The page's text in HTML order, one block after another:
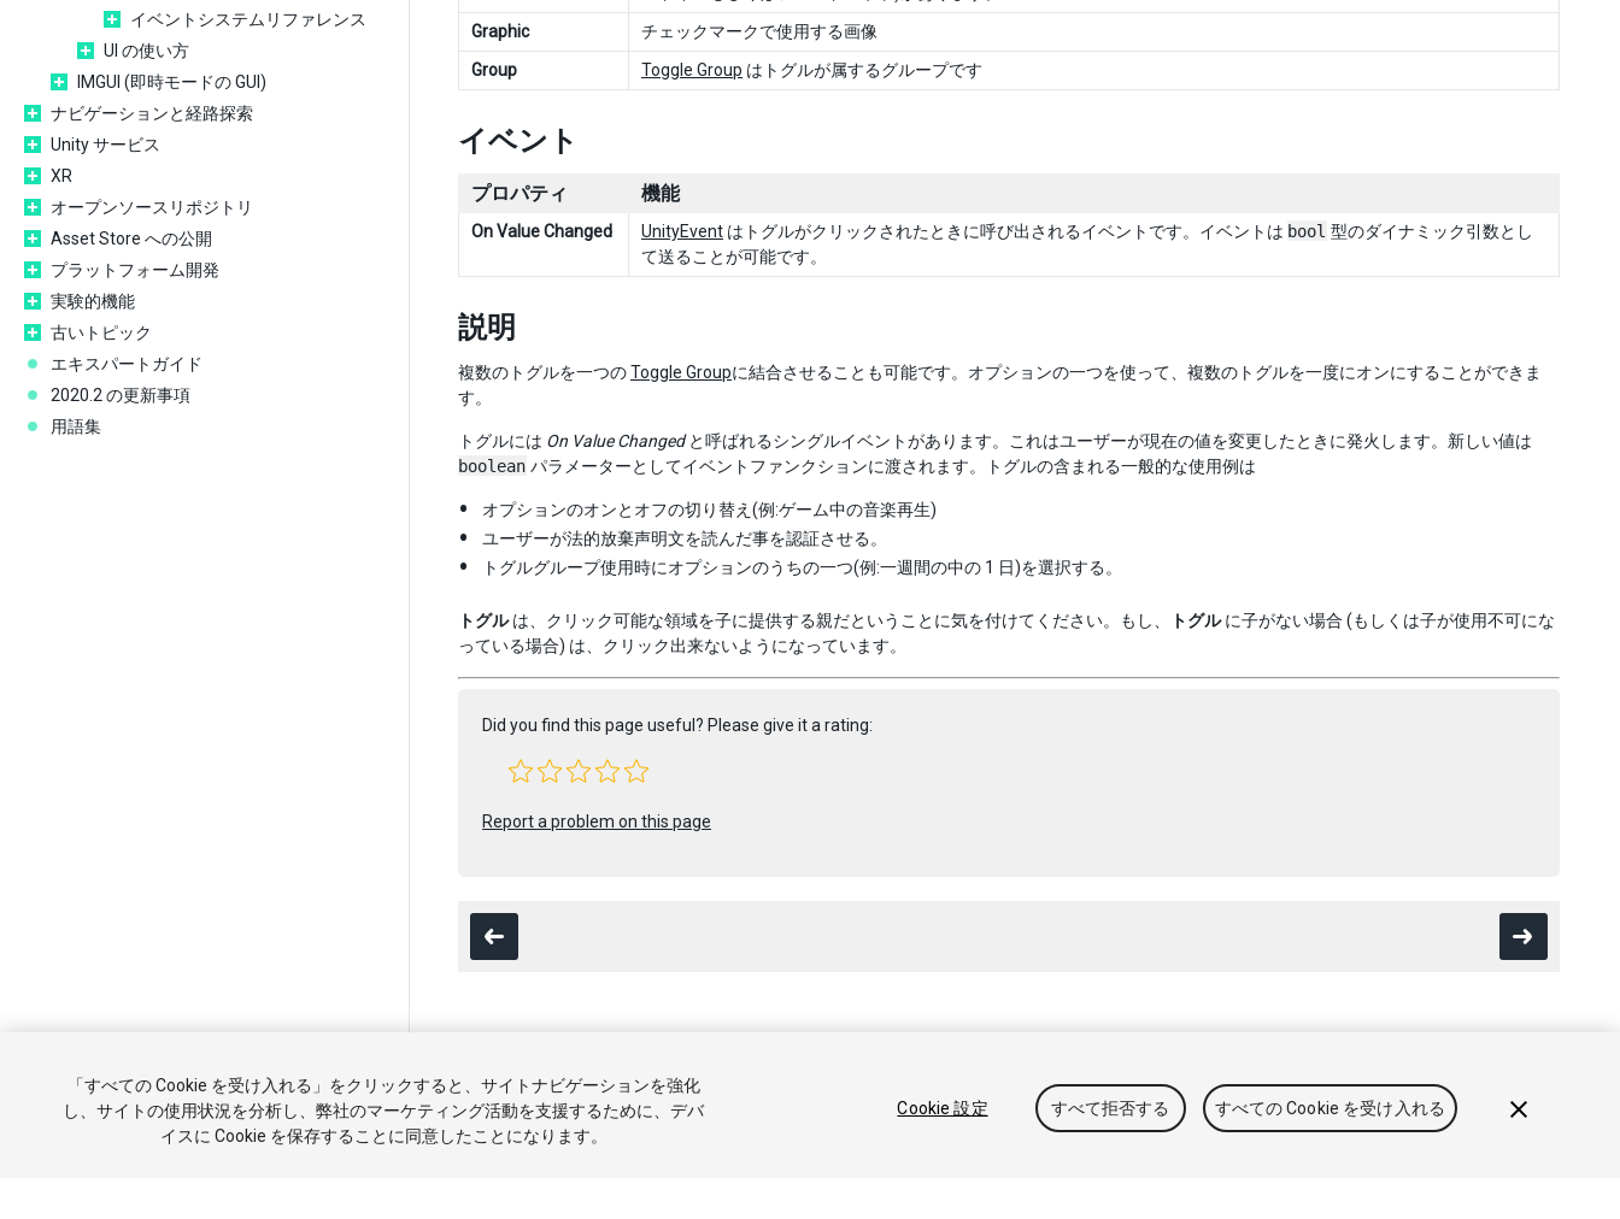
イベントシステムリファレンス
UI の使い方
IMGUI (即時モードの GUI)
ナビゲーションと経路探索
Unity サービス
XR
オープンソースリポジトリ
Asset Store への公開
プラットフォーム開発
実験的機能
古いトピック
エキスパートガイド
2020.2 の更新事項
用語集
Graphic
チェックマークで使用する画像
Group
Toggle Group はトグルが属するグループです
イベント
プロパティ 機能
On Value Changed UnityEvent はトグルがクリックされたときに呼び出されるイベントです。イベントは bool 型のダイナミック引数とし
て送ることが可能です。
説明
複数のトグルを一つのToggle Groupに結合させることも可能です。オプションの一つを使って、複数のトグルを一度にオンにすることができま
す。
トグルには On Value Changedと呼ばれるシングルイベントがあります。これはユーザーが現在の値を変更したときに発火します。新しい値は
boolean パラメーターとしてイベントファンクションに渡されます。トグルの含まれる一般的な使用例は
オプションのオンとオフの切り替え(例:ゲーム中の音楽再生)
ユーザーが法的放棄声明文を読んだ事を認証させる。
トグルグループ使用時にオプションのうちの一つ(例:一週間の中の 1 日)を選択する。
トグルは、クリック可能な領域を子に提供する親だということに気を付けてください。もし、 トグルに子がない場合 (もしくは子が使用不可にな
っている場合) は、クリック出来ないようになっています。
Did you find this page useful? Please give it a rating:
Report a problem on this page
チュートリアル Answers ナレッジベース アセットストア 商標と利用規約 法律関連 プライバシーポリシー クッキー 私の個人情
「すべての Cookie を受け入れる」をクリックすると、サイトナビゲーションを強化
し、サイトの使用状況を分析し、弊社のマーケティング活動を支援するために、デバ
イスに Cookie を保存することに同意したことになります。
Cookie 設定 すべて拒否する すべての Cookie を受け入れる